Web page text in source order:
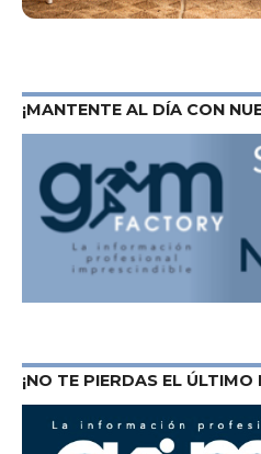
¡MANTENTE AL DÍA CON
¡NO TE PIERDAS EL